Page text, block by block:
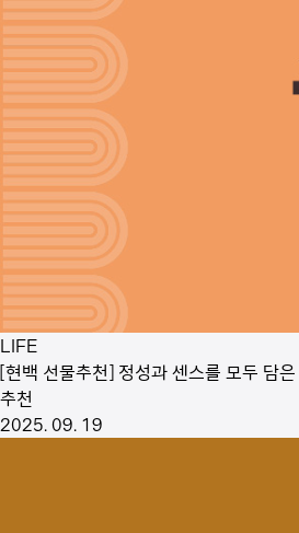
LIFE
[현백 선물추천] 정성과 센스를 모두 담
추천
2025. 09. 19